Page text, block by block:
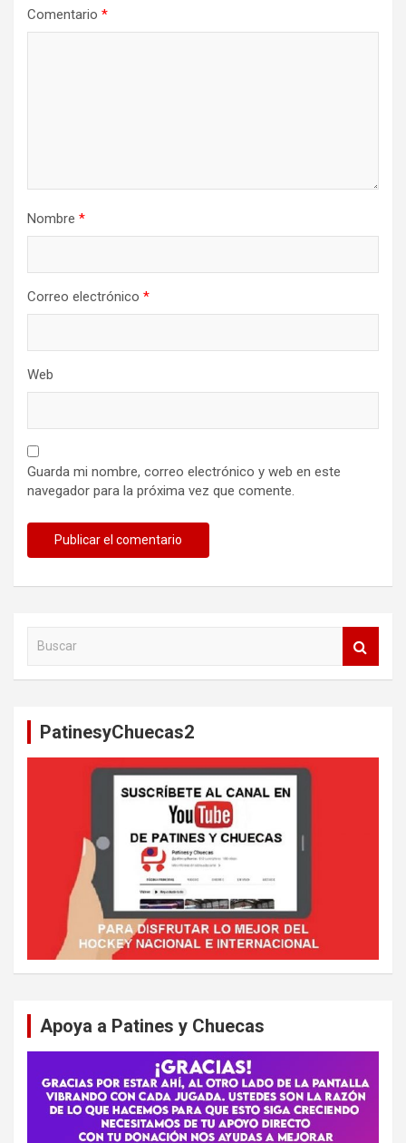
Comentario *
Nombre *
Correo electrónico *
Web
Guarda mi nombre, correo electrónico y web en este
navegador para la próxima vez que comente.
PatinesyChuecas2
Apoya a Patines y Chuecas